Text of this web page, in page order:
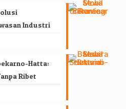
Industri
Hatta:
Ribet